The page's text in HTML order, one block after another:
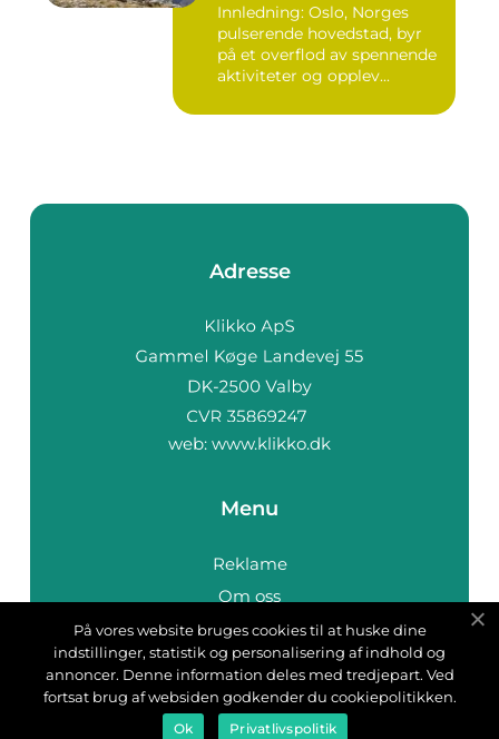
Innledning: Oslo, Norges
pulserende hovedstad, byr
på et overflod av spennende
aktiviteter og opplev...
Adresse
web: www.klikko.dk
Menu
Reklame
Om oss
Cookies
Kontakt Oss
Sitemap
På vores website bruges cookies til at huske dine
indstillinger, statistik og personalisering af indhold og
annoncer. Denne information deles med tredjepart. Ved
fortsat brug af websiden godkender du cookiepolitikken.
Ok Privatlivspolitik